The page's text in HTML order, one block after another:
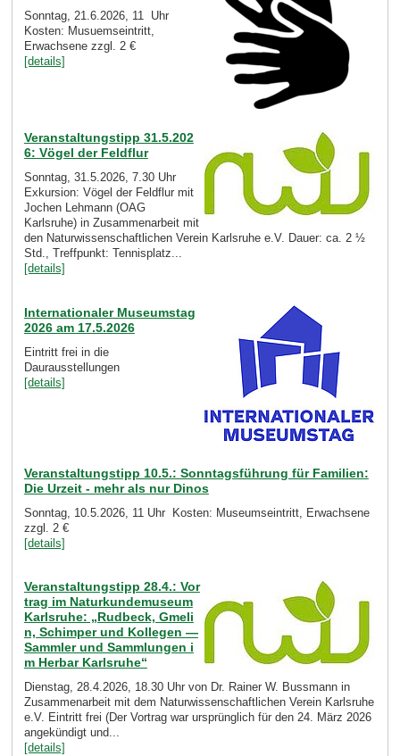
Sonntag, 21.6.2026, 11 Uhr
Kosten: Musuemseintritt,
Erwachsene zzgl. 2 €
[details]
Veranstaltungstipp 31.5.202
6: Vögel der Feldflur
Sonntag, 31.5.2026, 7.30 Uhr
Exkursion: Vögel der Feldflur mit
Jochen Lehmann (OAG
Karlsruhe) in Zusammenarbeit mit
den Naturwissenschaftlichen Verein Karlsruhe e.V. Dauer: ca. 2 ½
Std., Treffpunkt: Tennisplatz...
[details]
Internationaler Museumstag
2026 am 17.5.2026
Eintritt frei in die
Daurausstellungen
[details]
Veranstaltungstipp 10.5.: Sonntagsführung für Familien:
Die Urzeit - mehr als nur Dinos
Sonntag, 10.5.2026, 11 Uhr Kosten: Museumseintritt, Erwachsene
zzgl. 2 €
[details]
Veranstaltungstipp 28.4.: Vor
trag im Naturkundemuseum
Karlsruhe: „Rudbeck, Gmeli
n, Schimper und Kollegen —
Sammler und Sammlungen i
m Herbar Karlsruhe“
Dienstag, 28.4.2026, 18.30 Uhr von Dr. Rainer W. Bussmann in
Zusammenarbeit mit dem Naturwissenschaftlichen Verein Karlsruhe
e.V. Eintritt frei (Der Vortrag war ursprünglich für den 24. März 2026
angekündigt und...
[details]